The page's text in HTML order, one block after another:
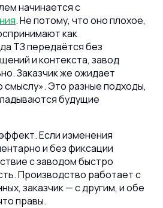
начинается с
. Не потому, что оно плохое,
как
ТЗ передаётся без
и контекста, завод
Заказчик же ожидает
смыслу». Это разные подходы,
будущие
Если изменения
и без фиксации
с заводом быстро
Производство работает с
заказчик — с другим, и обе
правы.